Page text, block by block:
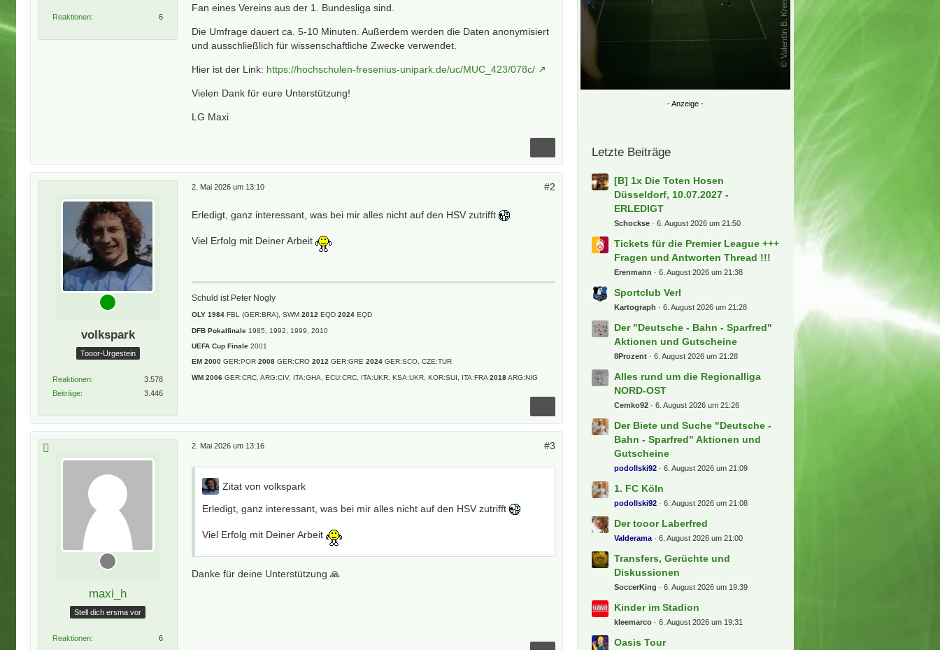
Reaktionen 6
Fan eines Vereins aus der 1. Bundesliga sind.
Die Umfrage dauert ca. 5-10 Minuten. Außerdem werden die Daten anonymisiert
und ausschließlich für wissenschaftliche Zwecke verwendet.
Hier ist der Link: https://hochschulen-fresenius-unipark.de/uc/MUC_423/078c/
Vielen Dank für eure Unterstützung!
LG Maxi
volkspark
Tooor-Urgestein
Reaktionen
3.578
Beiträge
3.446
2. Mai 2026 um 13:10 #2
Erledigt, ganz interessant, was bei mir alles nicht auf den HSV zutrifft
Viel Erfolg mit Deiner Arbeit
Schuld ist Peter Nogly
OLY 1984 FBL (GER:BRA), SWM 2012 EQD2024 EQD
DFB Pokalfinale 1985, 1992, 1999, 2010
UEFA Cup Finale 2001
EM 2000 GER:POR2008 GER:CRO2012 GER:GRE2024 GER:SCO, CZE:TUR
WM 2006 GER:CRC, ARG:CIV, ITA:GHA, ECU:CRC, ITA:UKR, KSA:UKR, KOR:SUI, ITA:FRA2018ARG:NIG
maxi_h
Stell dich ersma vor
Reaktionen 6
2. Mai 2026 um 13:16 #3
Zitat von volkspark
Erledigt, ganz interessant, was bei mir alles nicht auf den HSV zutrifft
Viel Erfolg mit Deiner Arbeit
Danke für deine Unterstützung 🙏
Letzte Beiträge
[B] 1x Die Toten Hosen
Düsseldorf, 10.07.2027 -
ERLEDIGT
Schockse 6. August 2026 um 21:50
Tickets für die Premier League +++
Fragen und Antworten Thread !!!
Erenmann 6. August 2026 um 21:38
Sportclub Verl
Kartograph 6. August 2026 um 21:28
Der "Deutsche - Bahn - Sparfred"
Aktionen und Gutscheine
8Prozent 6. August 2026 um 21:28
Alles rund um die Regionalliga
NORD-OST
Cemko92 6. August 2026 um 21:26
Der Biete und Suche "Deutsche -
Bahn - Sparfred" Aktionen und
Gutscheine
podollski92 6. August 2026 um 21:09
1. FC Köln
podollski92 6. August 2026 um 21:08
Der tooor Laberfred
Valderama 6. August 2026 um 21:00
Transfers, Gerüchte und
Diskussionen
SoccerKing 6. August 2026 um 19:39
Kinder im Stadion
kleemarco 6. August 2026 um 19:31
Oasis Tour